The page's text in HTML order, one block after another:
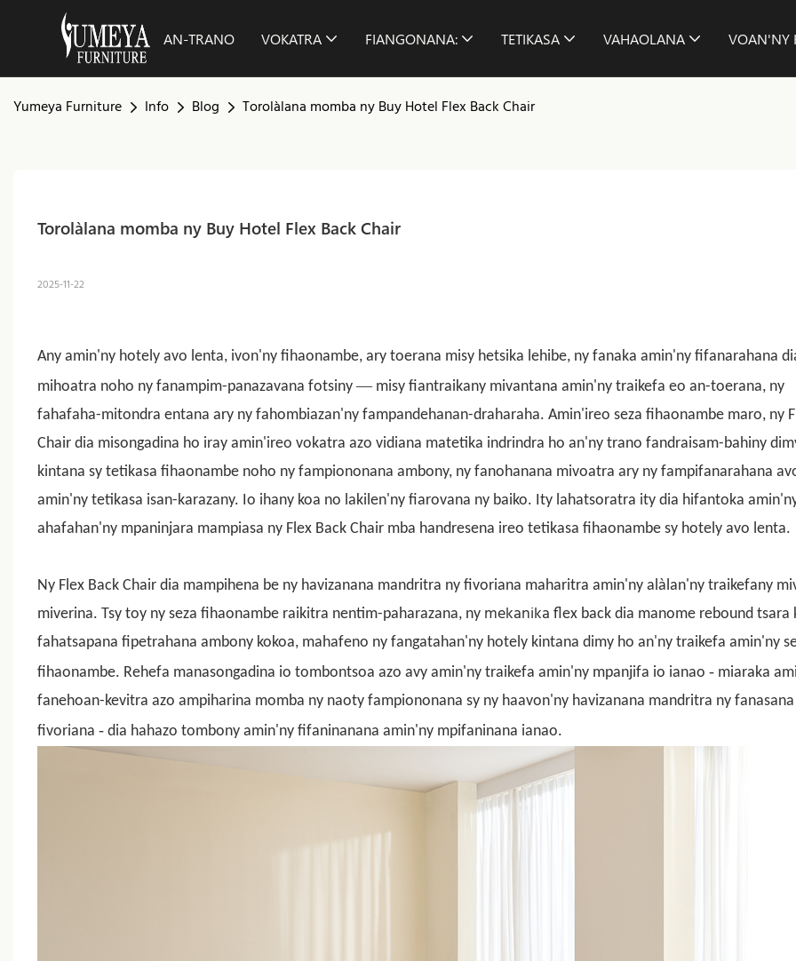
AN-TRANO VOKATRA FIANGONANA: TETIKASA VAHAOLANA VOAN'NY
Yumeya Furniture Info Blog Torolàlana momba ny Buy Hotel Flex Back Chair
Torolàlana momba ny Buy Hotel Flex Back Chair
2025-11-22
Any amin'ny hotely avo lenta, ivon'ny fihaonambe, ary toerana misy hetsika lehibe, ny fanaka amin'ny fifanarahana
mihoatra noho ny fanampim-panazavana fotsiny — misy fiantraikany mivantana amin'ny traikefa eo an-toerana, ny
fahafaha-mitondra entana ary ny fahombiazan'ny fampandehanan-draharaha. Amin'ireo seza fihaonambe maro, ny
Chair dia misongadina ho iray amin'ireo vokatra azo vidiana matetika indrindra ho an'ny trano fandraisam-bahiny
kintana sy tetikasa fihaonambe noho ny fampiononana ambony, ny fanohanana mivoatra ary ny fampifanarahana
amin'ny tetikasa isan-karazany. Io ihany koa no lakilen'ny fiarovana ny baiko. Ity lahatsoratra ity dia hifantoka
ahafahan'ny mpaninjara mampiasa ny Flex Back Chair mba handresena ireo tetikasa fihaonambe sy hotely avo lenta.
Ny Flex Back Chairdia mampihena be ny havizanana mandritra ny fivoriana maharitra amin'ny alàlan'ny traikefany
miverina. Tsy toy ny seza fihaonambe raikitra nentim-paharazana, nymekanika flex back dia manome rebound tsara
fahatsapana fipetrahana ambony kokoa, mahafeno ny fangatahan'ny hotely kintana dimy ho an'ny traikefa amin'ny
fihaonambe. Rehefa manasongadina io tombontsoa azo avy amin'ny traikefa amin'ny mpanjifa io ianao - miaraka
fanehoan-kevitra azo ampiharina momba ny naoty fampiononana sy ny haavon'ny havizanana mandritra ny fanasana
fivoriana - dia hahazo tombony amin'ny fifaninanana amin'ny mpifaninana ianao.